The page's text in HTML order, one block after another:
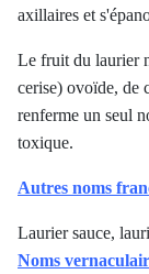
axillaires et
Le fruit du laurier
cerise) ovoïde, de
renferme un seul
toxique.
Autres noms
Laurier sauce,
Noms